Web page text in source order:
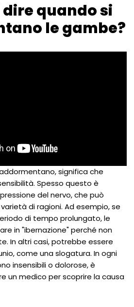
quando si
le gambe?
significa che
Spesso questo è
del nervo, che può
di ragioni. Ad esempio, se
di tempo prolungato, le
in "ibernazione" perché non
In altri casi, potrebbe essere
come una slogatura. In ogni
insensibili o dolorose, è
un medico per scoprire la causa